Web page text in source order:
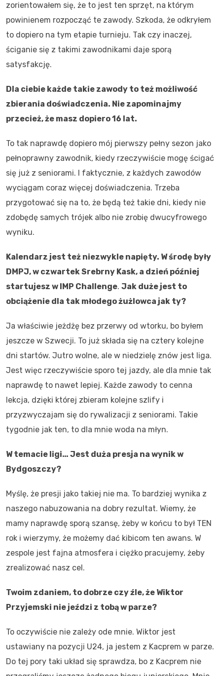
zorientowałem się, że to jest ten sprzęt, na którym
powinienem rozpocząć te zawody. Szkoda, że odkryłem
to dopiero na tym etapie turnieju. Tak czy inaczej,
ściganie się z takimi zawodnikami daje sporą
satysfakcję.
Dla ciebie każde takie zawody to też możliwość
zbierania doświadczenia. Nie zapominajmy
przecież, że masz dopiero 16 lat.
To tak naprawdę dopiero mój pierwszy pełny sezon jako
pełnoprawny zawodnik, kiedy rzeczywiście mogę ścigać
się już z seniorami. I faktycznie, z każdych zawodów
wyciągam coraz więcej doświadczenia. Trzeba
przygotować się na to, że będą też takie dni, kiedy nie
zdobędę samych trójek albo nie zrobię dwucyfrowego
wyniku.
Kalendarz jest też niezwykle napięty. W środę były
DMPJ, w czwartek Srebrny Kask, a dzień później
startujesz w IMP Challenge. Jak duże jest to
obciążenie dla tak młodego żużlowca jak ty?
Ja właściwie jeżdżę bez przerwy od wtorku, bo byłem
jeszcze w Szwecji. To już składa się na cztery kolejne
dni startów. Jutro wolne, ale w niedzielę znów jest liga.
Jest więc rzeczywiście sporo tej jazdy, ale dla mnie tak
naprawdę to nawet lepiej. Każde zawody to cenna
lekcja, dzięki której zbieram kolejne szlify i
przyzwyczajam się do rywalizacji z seniorami. Takie
tygodnie jak ten, to dla mnie woda na młyn.
W temacie ligi… Jest duża presja na wynik w
Bydgoszczy?
Myślę, że presji jako takiej nie ma. To bardziej wynika z
naszego nabuzowania na dobry rezultat. Wiemy, że
mamy naprawdę sporą szansę, żeby w końcu to był TEN
rok i wierzymy, że możemy dać kibicom ten awans. W
zespole jest fajna atmosfera i ciężko pracujemy, żeby
zrealizować nasz cel.
Twoim zdaniem, to dobrze czy źle, że Wiktor
Przyjemski nie jeździ z tobą w parze?
To oczywiście nie zależy ode mnie. Wiktor jest
ustawiany na pozycji U24, ja jestem z Kacprem w parze.
Do tej pory taki układ się sprawdza, bo z Kacprem nie